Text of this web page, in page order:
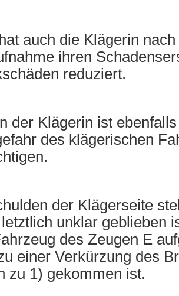
auch die Klägerin
ihren
reduziert.
der Klägerin ist
des klägerischen
der Klägerseite
unklar geblieben
des Zeugen E
einer Verkürzung des
zu 1) gekommen ist.